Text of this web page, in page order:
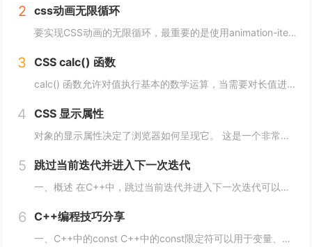
2 css动画无限循环
要实现CSS动画的无限循环，最重要的是使用animation-iteration-count属性，将其设置为infinite，继续动画就会循环播放。 栗子 CSS动画效果无限循环放大缩小 HTML： <image class="a...
3 CSS calc() 函数
calc() 函数允许对值执行基本的数学运算，当需要对长值进行百分比加法或减法时特别有用。 div { max-width: calc(80% - 100px) }它的工作原理是这样的： div { max-width: calc(...
4 CSS 显示属性
对象的显示属性决定了浏览器如何呈现它。 这是一个非常重要的属性，并且可能具有您可以使用的最多值。 这些值包括： blockinlinenonecontentsflowflow-roottable（以及所有那些table-*）fle...
5 跳过当前迭代并进入下一次迭代
一、概述 在C++中，跳过当前迭代并进入下一次迭代可以使用continue语句来实现。当循环遇到continue语句时，将会立即转到下一次循环的开始处，而不执行当前循环中剩余的代码。 通常情况下，continue语句用于在循环中处理特定的情...
6 C++编程技巧分享
一、C++中的const C++中的const限定符可以用于变量、函数参数、函数返回类型等多种情况。使用const限定符可以使代码更加安全、简洁、易于维护。 1、 const变量 const变量在定义后就不能被修改，这使得代码更加安全...